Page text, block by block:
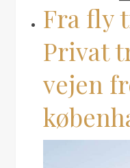
Fra fly
Privat
vejen